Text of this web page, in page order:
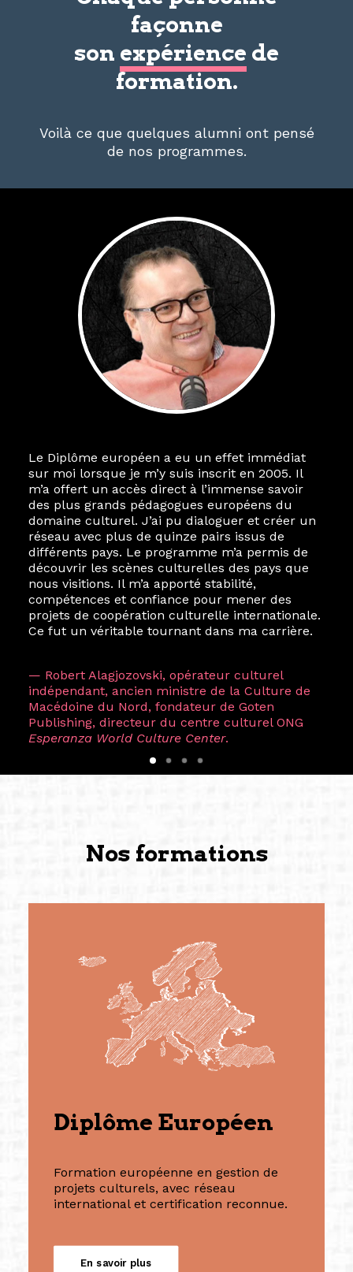
façonne
son expérience de
formation.
Voilà ce que quelques alumni ont pensé
de nos programmes.
Le Diplôme européen a eu un effet immédiat
sur moi lorsque je m’y suis inscrit en 2005. Il
m’a offert un accès direct à l’immense savoir
des plus grands pédagogues européens du
domaine culturel. J’ai pu dialoguer et créer un
réseau avec plus de quinze pairs issus de
différents pays. Le programme m’a permis de
découvrir les scènes culturelles des pays que
nous visitions. Il m’a apporté stabilité,
compétences et confiance pour mener des
projets de coopération culturelle internationale.
Ce fut un véritable tournant dans ma carrière.
— Robert Alagjozovski, opérateur culturel
indépendant, ancien ministre de la Culture de
Macédoine du Nord, fondateur de Goten
Publishing, directeur du centre culturel ONG
Esperanza World Culture Center.
Nos formations
Diplôme Européen
Formation européenne en gestion de
projets culturels, avec réseau
international et certification reconnue.
En savoir plus